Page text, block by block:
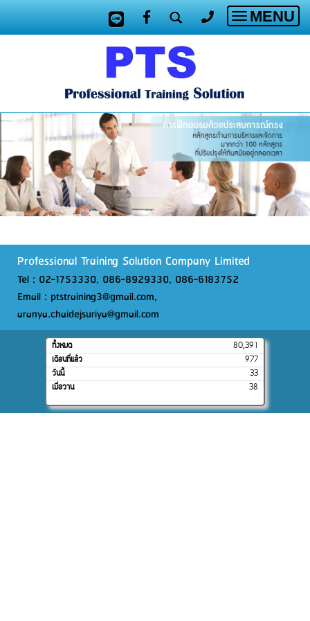
Toggle
MENU
Professional Training Solution Company Limited
Tel : 02-1753330, 086-8929330, 086-6183752
Email : ptstraining3@gmail.com,
aranya.chaidejsuriya@gmail.com
ทั้งหมด
80,391
เดือนที่แล้ว
977
วันนี้
33
เมื่อวาน
38